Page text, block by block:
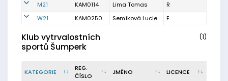
M21 KAM0114 Lima Tomas
R
W21
KAM0250 Semíková Lucie E
Klub vytrvalostních
sportů Šumperk
(1)
KATEGORIE
REG.
ČÍSLO
JMÉNO LICENCE